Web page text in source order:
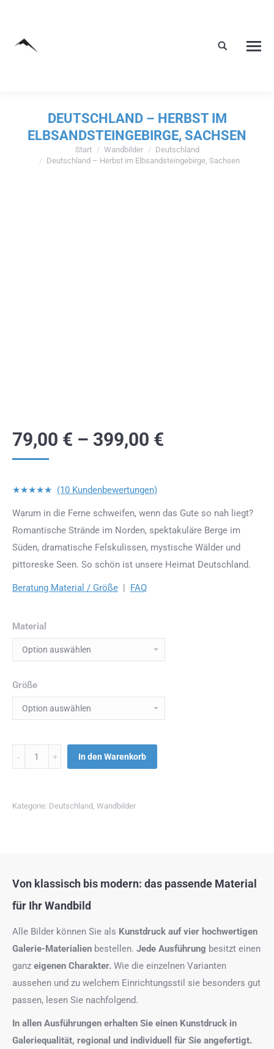
DEUTSCHLAND – HERBST IM
ELBSANDSTEINGEBIRGE, SACHSEN
Sie befinden sich hier:
Start Wandbilder
Deutschland
Deutschland – Herbst im Elbsandsteingebirge, Sachsen
79,00 € – 399,00 €
★★★★★ (10 Kundenbewertungen)
Warum in die Ferne schweifen, wenn das Gute so nah liegt?
Romantische Strände im Norden, spektakuläre Berge im
Süden, dramatische Felskulissen, mystische Wälder und
pittoreske Seen. So schön ist unsere Heimat Deutschland.
Beratung Material / Größe | FAQ
Material
Größe
Menge In den Warenkorb
Kategorie: Deutschland Wandbilder
Von klassisch bis modern: das passende Material
für Ihr Wandbild
Alle Bilder können Sie als Kunstdruck auf vier hochwertigen
Galerie-Materialien bestellen. Jede Ausführung besitzt einen
ganz eigenen Charakter. Wie die einzelnen Varianten
aussehen und zu welchem Einrichtungsstil sie besonders gut
passen, lesen Sie nachfolgend.
In allen Ausführungen erhalten Sie einen Kunstdruck in
Galeriequalität, regional und individuell für Sie angefertigt.